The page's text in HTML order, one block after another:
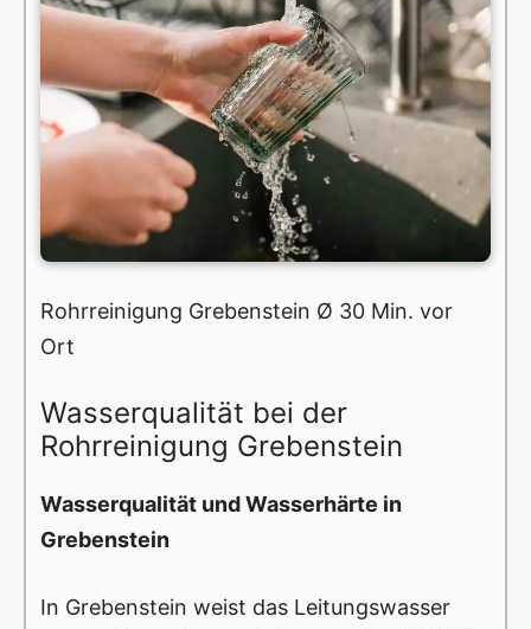
Rohrreinigung Grebenstein Ø 30 Min. vor
Ort
Wasserqualität bei der
Rohrreinigung Grebenstein
Wasserqualität und Wasserhärte in
Grebenstein
In Grebenstein weist das Leitungswasser